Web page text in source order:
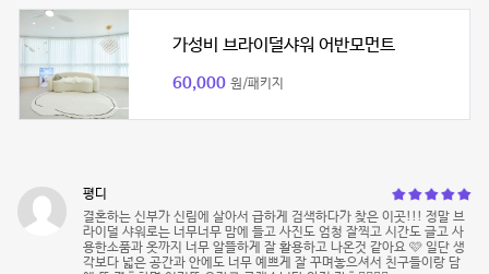
가성비 브라이덜샤워 어반모먼트
60,000 원/패키지
평디
결혼하는 신부가 신림에 살아서 급하게 검색하다가 찾은 이곳!!! 정말 브
라이덜 샤워로는 너무너무 맘에 들고 사진도 엄청 잘찍고 시간도 글고 사
용한소품과 옷까지 너무 알뜰하게 잘 활용하고 나온것 같아요 🩷 일단 생
각보다 넓은 공간과 안에도 너무 예쁘게 잘 꾸며놓으셔서 친구들이랑 담